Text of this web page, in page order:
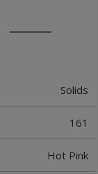
Solids
161
Hot Pink